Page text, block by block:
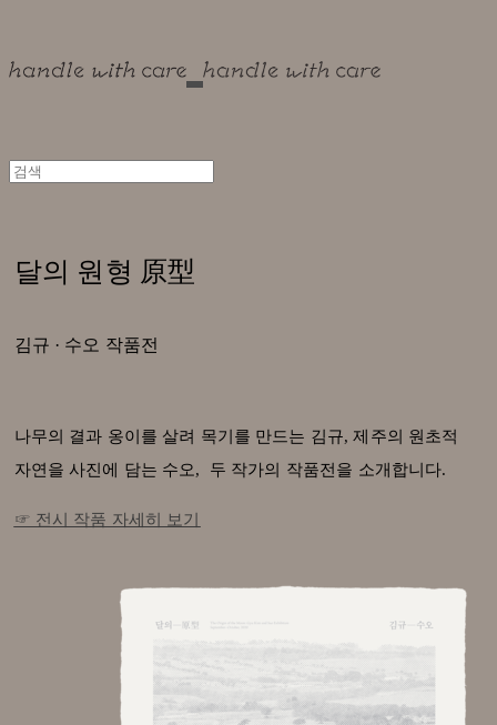
달의 원형 原型
김규 · 수오 작품전
나무의 결과 옹이를 살려 목기를 만드는 김규, 제주의 원초적
자연을 사진에 담는 수오, 두 작가의 작품전을 소개합니다.
☞ 전시 작품 자세히 보기